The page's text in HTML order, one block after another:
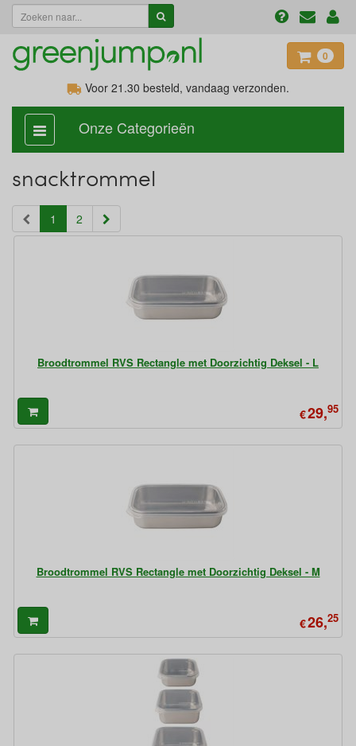
0
Voor 21.30 besteld, vandaag verzonden.
categorie
aan,
Onze Categorieën
snacktrommel
1 (current)
2
Broodtrommel RVS Rectangle met Doorzichtig Deksel - L
€29,95
Broodtrommel RVS Rectangle met Doorzichtig Deksel - M
€26,25